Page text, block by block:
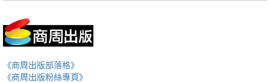
《商周出版部落格》
《商周出版粉絲專頁》